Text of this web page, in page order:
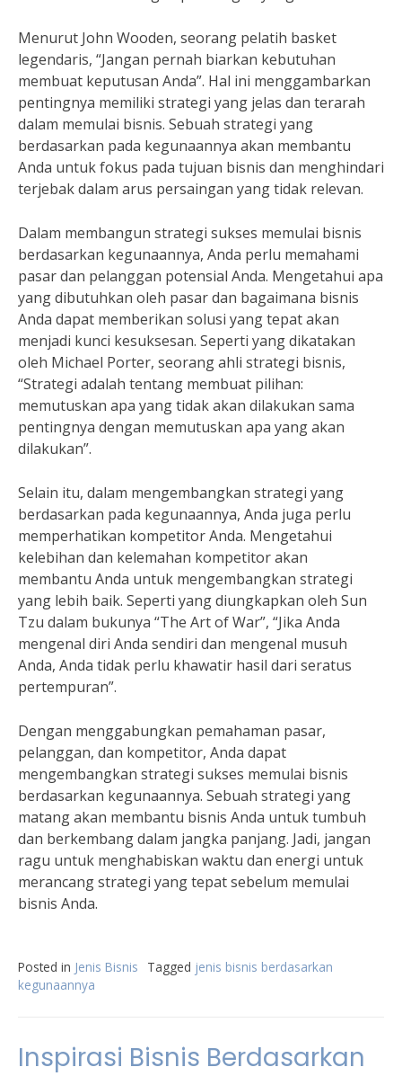
Menurut John Wooden, seorang pelatih basket
legendaris, “Jangan pernah biarkan kebutuhan
membuat keputusan Anda”. Hal ini menggambarkan
pentingnya memiliki strategi yang jelas dan terarah
dalam memulai bisnis. Sebuah strategi yang
berdasarkan pada kegunaannya akan membantu
Anda untuk fokus pada tujuan bisnis dan menghindari
terjebak dalam arus persaingan yang tidak relevan.
Dalam membangun strategi sukses memulai bisnis
berdasarkan kegunaannya, Anda perlu memahami
pasar dan pelanggan potensial Anda. Mengetahui apa
yang dibutuhkan oleh pasar dan bagaimana bisnis
Anda dapat memberikan solusi yang tepat akan
menjadi kunci kesuksesan. Seperti yang dikatakan
oleh Michael Porter, seorang ahli strategi bisnis,
“Strategi adalah tentang membuat pilihan:
memutuskan apa yang tidak akan dilakukan sama
pentingnya dengan memutuskan apa yang akan
dilakukan”.
Selain itu, dalam mengembangkan strategi yang
berdasarkan pada kegunaannya, Anda juga perlu
memperhatikan kompetitor Anda. Mengetahui
kelebihan dan kelemahan kompetitor akan
membantu Anda untuk mengembangkan strategi
yang lebih baik. Seperti yang diungkapkan oleh Sun
Tzu dalam bukunya “The Art of War”, “Jika Anda
mengenal diri Anda sendiri dan mengenal musuh
Anda, Anda tidak perlu khawatir hasil dari seratus
pertempuran”.
Dengan menggabungkan pemahaman pasar,
pelanggan, dan kompetitor, Anda dapat
mengembangkan strategi sukses memulai bisnis
berdasarkan kegunaannya. Sebuah strategi yang
matang akan membantu bisnis Anda untuk tumbuh
dan berkembang dalam jangka panjang. Jadi, jangan
ragu untuk menghabiskan waktu dan energi untuk
merancang strategi yang tepat sebelum memulai
bisnis Anda.
Posted in Jenis Bisnis Tagged jenis bisnis berdasarkan
kegunaannya
Inspirasi Bisnis Berdasarkan